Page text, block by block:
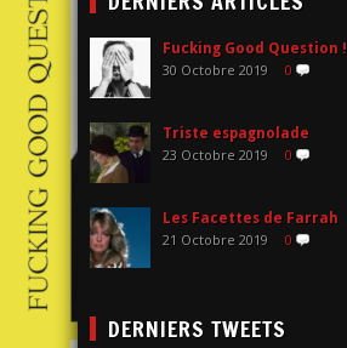
Fucking Good Question !
30 Octobre 2019 0
Triste espagnolade
23 Octobre 2019 0
Les Facettes de Farrah
21 Octobre 2019 0
DERNIERS TWEETS